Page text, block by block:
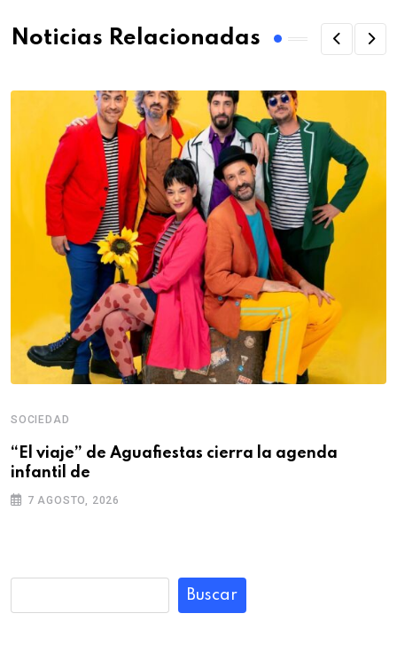
Noticias Relacionadas
SOCIEDAD
“El viaje” de Aguafiestas cierra la agenda
infantil de
7 AGOSTO, 2026
Buscar